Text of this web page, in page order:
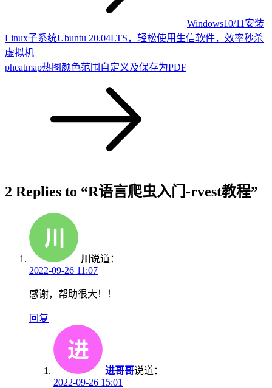
Windows10/11安装
Linux子系统Ubuntu 20.04LTS，轻松使用生信软件，效率秒杀
虚拟机
pheatmap热图颜色范围自定义及保存为PDF
2 Replies to “R语言爬虫入门-rvest教程”
川 说道：
2022-09-26 11:07
感谢，帮助很大！！
回复
进哥哥说道：
2022-09-26 15:01